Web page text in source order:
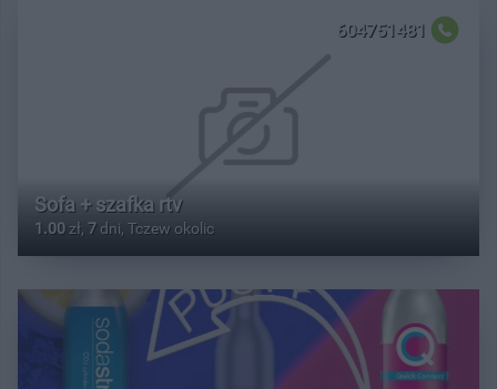
604751481
Sofa + szafka rtv
1.00 zł, 7 dni, Tczew okolic